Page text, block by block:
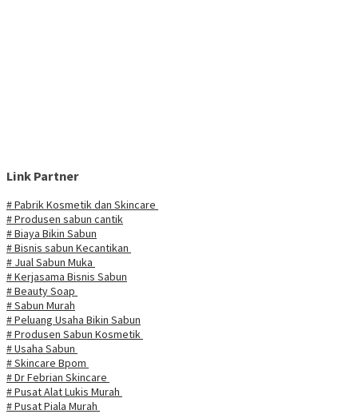
Link Partner
# Pabrik Kosmetik dan Skincare
# Produsen sabun cantik
# Biaya Bikin Sabun
# Bisnis sabun Kecantikan
# Jual Sabun Muka
# Kerjasama Bisnis Sabun
# Beauty Soap
# Sabun Murah
# Peluang Usaha Bikin Sabun
# Produsen Sabun Kosmetik
# Usaha Sabun
# Skincare Bpom
# Dr Febrian Skincare
# Pusat Alat Lukis Murah
# Pusat Piala Murah